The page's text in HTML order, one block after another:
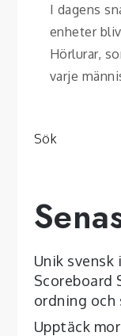
I dagens
enheter
Hörlurar,
varje
Sök
Unik
Scoreboard
ordning
Upptäck